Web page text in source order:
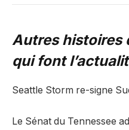
Autres histoires
qui font
Seattle Storm re-signe
Le Sénat du Tennessee